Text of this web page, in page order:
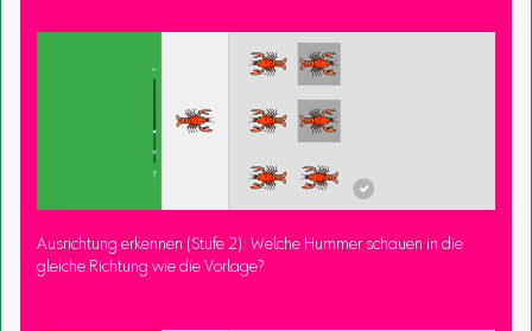
Ausrichtung erkennen (Stufe 2): Welche Hummer schauen in die
gleiche Richtung wie die Vorlage?